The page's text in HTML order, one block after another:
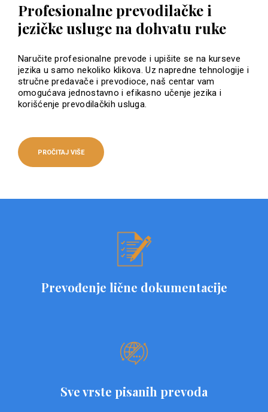
Profesionalne prevodilačke i
jezičke usluge na dohvatu ruke
Naručite profesionalne prevode i upišite se na kurseve
jezika u samo nekoliko klikova. Uz napredne tehnologije i
stručne predavače i prevodioce, naš centar vam
omogućava jednostavno i efikasno učenje jezika i
korišćenje prevodilačkih usluga.
PROČITAJ VIŠE
Prevođenje lične dokumentacije
Sve vrste pisanih prevoda